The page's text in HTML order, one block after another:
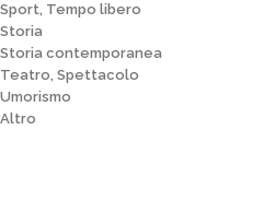
Sport, Tempo libero
Storia
Storia contemporanea
Teatro, Spettacolo
Umorismo
Altro